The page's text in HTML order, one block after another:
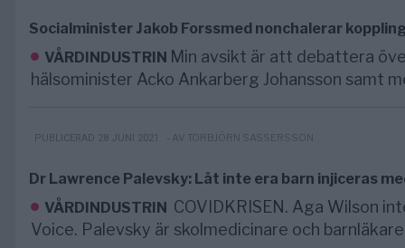
Socialminister Jakob Forssmed nonchalerar
VÅRDINDUSTRIN Min avsikt är att debattera
hälsominister Acko Ankarberg Johansson samt
PUBLICERAD 28 JUNI 2021 - AV TORBJÖRN SASSERSSON
Dr Lawrence Palevsky: Låt inte era barn injiceras
VÅRDINDUSTRIN COVIDKRISEN. Aga Wilson
Voice. Palevsky är skolmedicinare och